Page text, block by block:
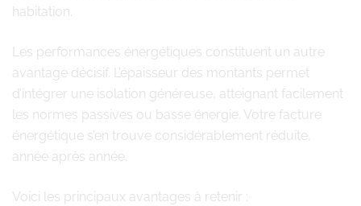
habitation.
Les performances énergétiques constituent un autre
avantage décisif. L’épaisseur des montants permet
d’intégrer une isolation généreuse, atteignant facilement
les normes passives ou basse énergie. Votre facture
énergétique s’en trouve considérablement réduite,
année après année.
Voici les principaux avantages à retenir :